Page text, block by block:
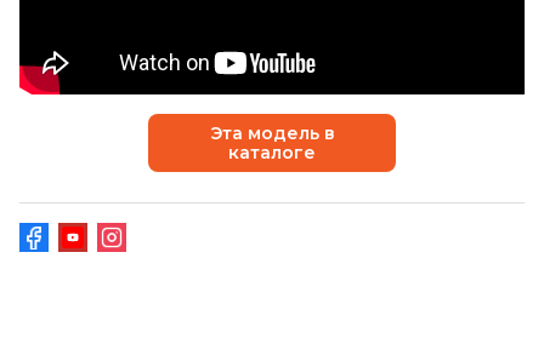
Эта модель в
каталоге